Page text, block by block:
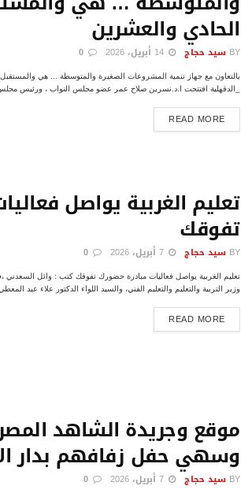
الحادي والعشرين
BY سيد حجاج
بالتعاون مع جهاز تنمية المشروعات الصغيرة والمتوسطة ... هي
_الدقهلية افتتحت ا.د.نسرين صلاح عمر عضو مجلس النواب ، ورئيس
READ MORE
DETAILS
تعليم الغربية يواصل
تفوقك
BY سيد حجاج
تعليم الغربية يواصل فعاليات مبادرة حضورك تفوقك كتب : وائل السعدني
وزير التربية والتعليم والتعليم الفني، والسيد اللواء الدكتور علاء عبد
READ MORE
DETAILS
موقع وجريدة الشاهد
وسهي حفل زفافهم بدار
BY سيد حجاج